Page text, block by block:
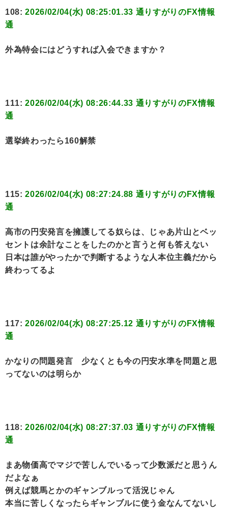
108:2026/02/04(水) 08:25:01.33 通りすがりのFX情報
通
外為特会にはどうすれば入会できますか？
111:2026/02/04(水) 08:26:44.33 通りすがりのFX情報
通
選挙終わったら160解禁
115:2026/02/04(水) 08:27:24.88 通りすがりのFX情報
通
高市の円安発言を擁護してる奴らは、じゃあ片山とベッ
セントは余計なことをしたのかと言うと何も答えない
日本は誰がやったかで判断するような人本位主義だから
終わってるよ
117:2026/02/04(水) 08:27:25.12 通りすがりのFX情報
通
かなりの問題発言 少なくとも今の円安水準を問題と思
ってないのは明らか
118:2026/02/04(水) 08:27:37.03 通りすがりのFX情報
通
まあ物価高でマジで苦しんでいるって少数派だと思うん
だよなぁ
例えば競馬とかのギャンブルって活況じゃん
本当に苦しくなったらギャンブルに使う金なんてないし